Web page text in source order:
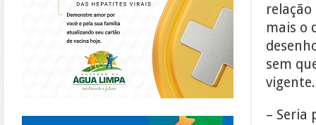
mais o
sem
vigente.
– Seria
https://piracanjuba.go.gov.br/